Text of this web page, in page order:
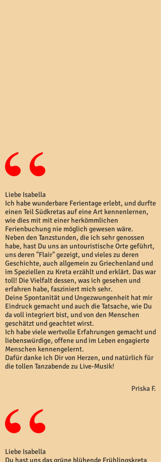
Liebe Isabella
Ich habe wunderbare Ferientage erlebt, und durfte
einen Teil Südkretas auf eine Art kennenlernen,
wie dies mit mit einer herkömmlichen
Ferienbuchung nie möglich gewesen wäre.
Neben den Tanzstunden, die ich sehr genossen
habe, hast Du uns an untouristische Orte geführt,
uns deren "Flair" gezeigt, und vieles zu deren
Geschichte, auch allgemein zu Griechenland und
im Speziellen zu Kreta erzählt und erklärt. Das war
toll! Die Vielfalt dessen, was ich gesehen und
erfahren habe, fasziniert mich sehr.
Deine Spontanität und Ungezwungenheit hat mir
Eindruck gemacht und auch die Tatsache, wie Du
da voll integriert bist, und von den Menschen
geschätzt und geachtet wirst.
Ich habe viele wertvolle Erfahrungen gemacht und
liebenswürdige, offene und im Leben engagierte
Menschen kennengelernt.
Dafür danke ich Dir von Herzen, und natürlich für
die tollen Tanzabende zu Live-Musik!
Priska F.
Liebe Isabella